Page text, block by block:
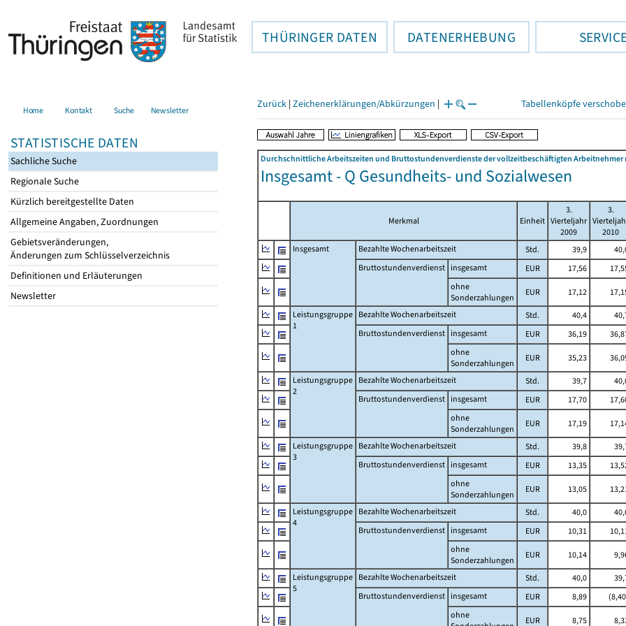
THÜRINGER DATEN DATENERHEBUNG
Home Kontakt Suche Newsletter
STATISTISCHE DATEN
Sachliche Suche
Regionale Suche
Kürzlich bereitgestellte Daten
Allgemeine Angaben, Zuordnungen
Gebietsveränderungen,
Änderungen zum Schlüsselverzeichnis
Definitionen und Erläuterungen
Newsletter
Zurück | Zeichenerklärungen/Abkürzungen | Tabellenköpfe
Durchschnittliche Arbeitszeiten und Bruttostundenverdienste der vollzeitbeschäftigten
Insgesamt - Q Gesundheits- und Sozialwesen
Merkmal Einheit
3.
Vierteljahr
2009
3.
2010
Insgesamt
Bezahlte Wochenarbeitszeit Std. 39,9
Bruttostundenverdienst insgesamt EUR 17,56
ohne
Sonderzahlungen
EUR 17,12
Leistungsgruppe
1
Bezahlte Wochenarbeitszeit Std. 40,4
Bruttostundenverdienst insgesamt EUR 36,19
ohne
Sonderzahlungen
EUR 35,23
Leistungsgruppe
2
Bezahlte Wochenarbeitszeit Std. 39,7
Bruttostundenverdienst insgesamt EUR 17,70
ohne
Sonderzahlungen
EUR 17,19
Leistungsgruppe
3
Bezahlte Wochenarbeitszeit Std. 39,8
Bruttostundenverdienst insgesamt EUR 13,35
ohne
Sonderzahlungen
EUR 13,05
Leistungsgruppe
4
Bezahlte Wochenarbeitszeit Std. 40,0
Bruttostundenverdienst insgesamt EUR 10,31
ohne
Sonderzahlungen
EUR 10,14
Leistungsgruppe
5
Bezahlte Wochenarbeitszeit Std. 40,0
Bruttostundenverdienst insgesamt EUR 8,89
ohne
EUR 8,75